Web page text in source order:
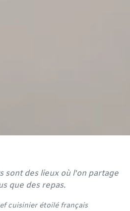
sont des lieux où l'on partage
que des repas.
cuisinier étoilé français